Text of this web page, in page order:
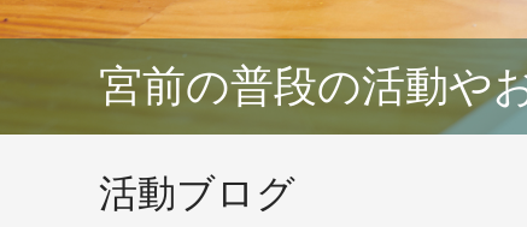
宮前の普段の活動や
活動ブログ